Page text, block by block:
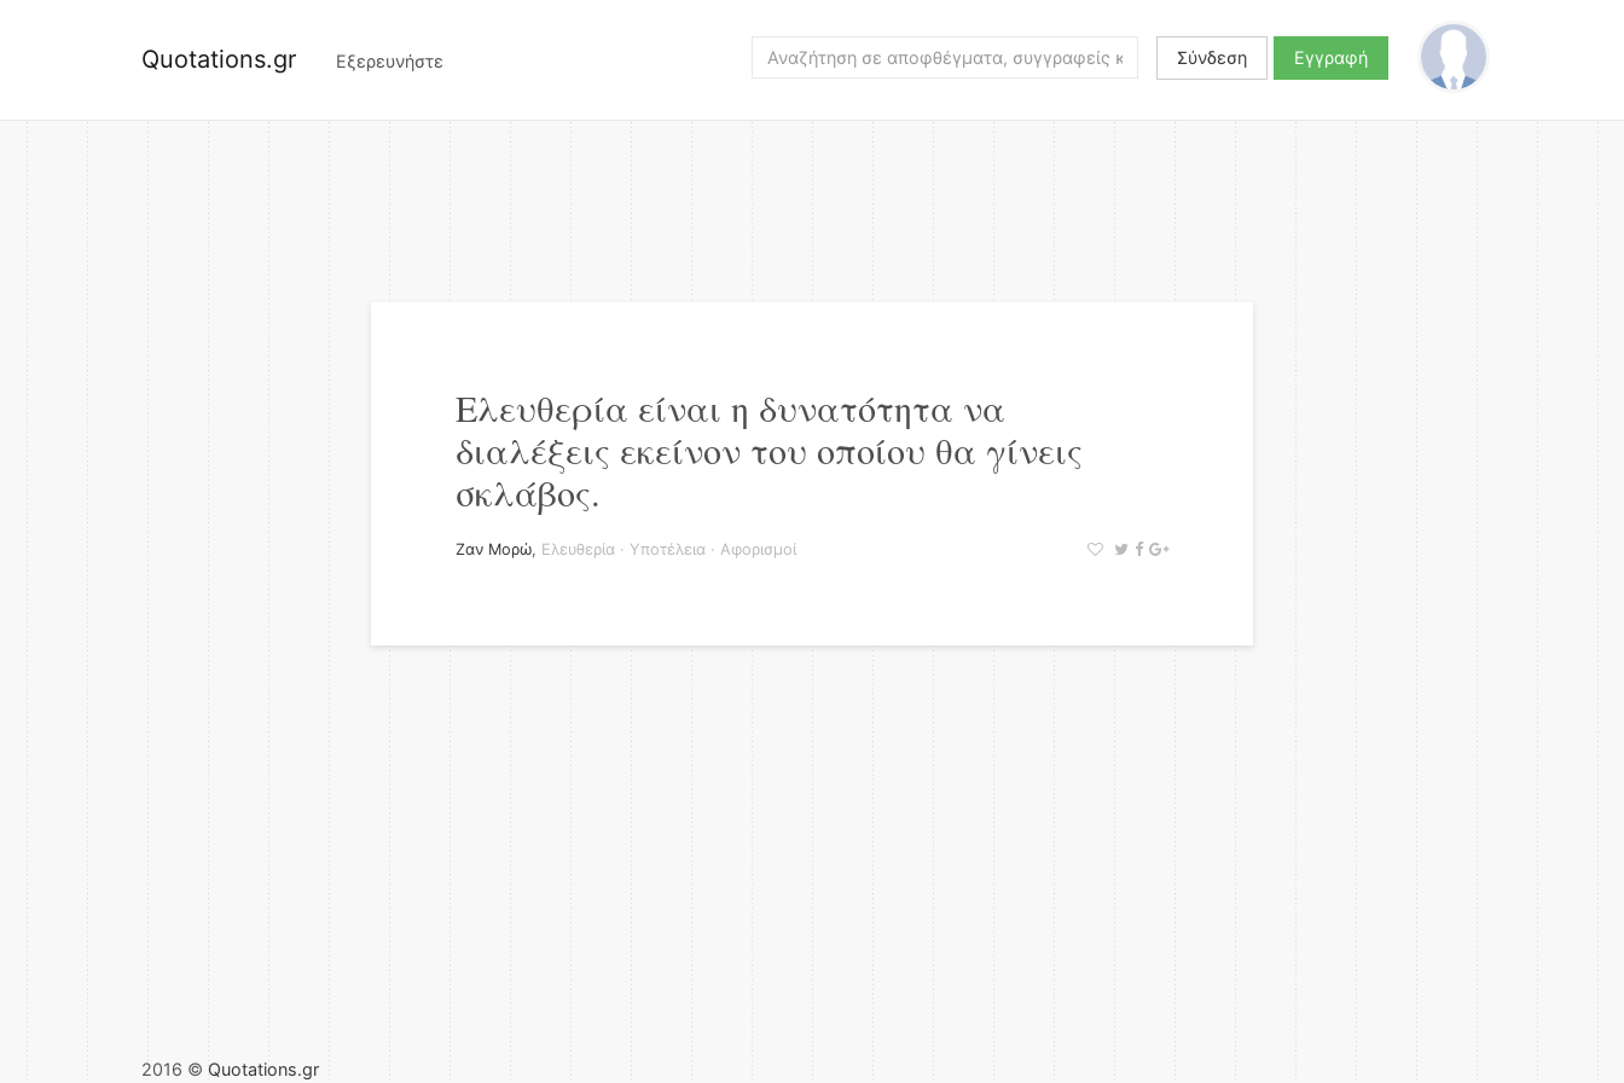
Quotations.gr Εξερευνήστε Σύνδεση Εγγραφή
Ελευθερία είναι η δυνατότητα να
διαλέξεις εκείνον του οποίου θα γίνεις
σκλάβος.
Ζαν Μορώ, Ελευθερία · Υποτέλεια · Αφορισμοί
2016 © Quotations.gr